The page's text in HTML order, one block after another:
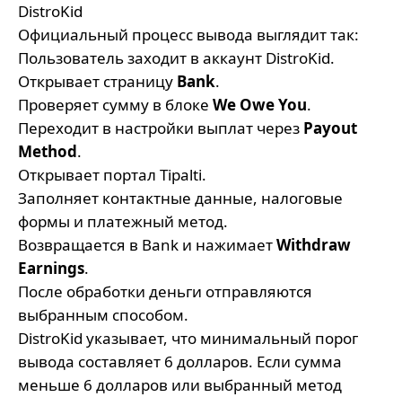
DistroKid
Официальный процесс вывода выглядит так:
Пользователь заходит в аккаунт DistroKid.
Открывает страницу Bank.
Проверяет сумму в блоке We Owe You.
Переходит в настройки выплат через Payout
Method.
Открывает портал Tipalti.
Заполняет контактные данные, налоговые
формы и платежный метод.
Возвращается в Bank и нажимаетWithdraw
Earnings.
После обработки деньги отправляются
выбранным способом.
DistroKid указывает, что минимальный порог
вывода составляет 6 долларов. Если сумма
меньше 6 долларов или выбранный метод